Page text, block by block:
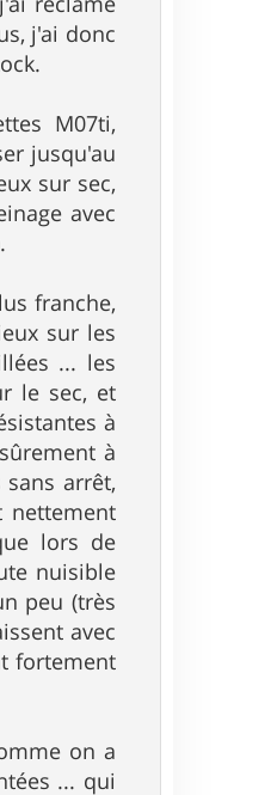
j'ai donc
M07ti,
jusqu'au
sur sec,
avec
franche,
sur les
... les
le sec, et
à
à
arrêt,
nettement
lors de
nuisible
peu (très
avec
fortement
on a
... qui